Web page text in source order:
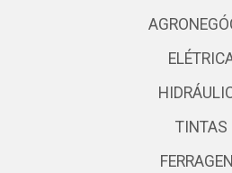
TINTAS